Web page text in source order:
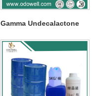
Gamma Undecalactone